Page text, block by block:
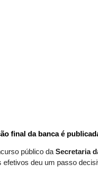
final da banca é
público da Secretaria
efetivos deu um passo